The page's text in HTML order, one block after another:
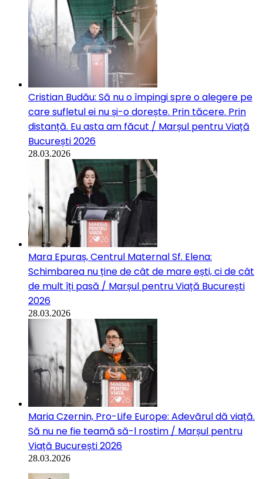
Cristian Budău: Să nu o împingi spre o alegere pe
care sufletul ei nu și-o dorește. Prin tăcere. Prin
distanță. Eu asta am făcut / Marșul pentru Viață
București 2026
28.03.2026
Mara Epuraș, Centrul Maternal Sf. Elena:
Schimbarea nu ține de cât de mare ești, ci de cât
de mult îți pasă / Marșul pentru Viață București
2026
28.03.2026
Maria Czernin, Pro-Life Europe: Adevărul dă viață.
Să nu ne fie teamă să-l rostim / Marșul pentru
Viață București 2026
28.03.2026